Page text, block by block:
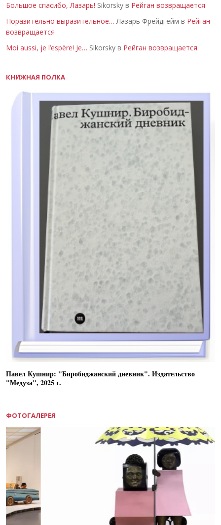
Большое спасибо, Лазарь! Sikorsky в Рейган возвращается
Поразительно выразительное… Лазарь Фрейдгейм в Рейган
возвращается
Moi aussi, je l’espère! Je… Sikorsky в Рейган возвращается
КНИЖНАЯ ПОЛКА
Павел Кушнир: "Биробиджанский дневник". Издательство
"Медуза", 2025 г.
ФОТОГАЛЕРЕЯ